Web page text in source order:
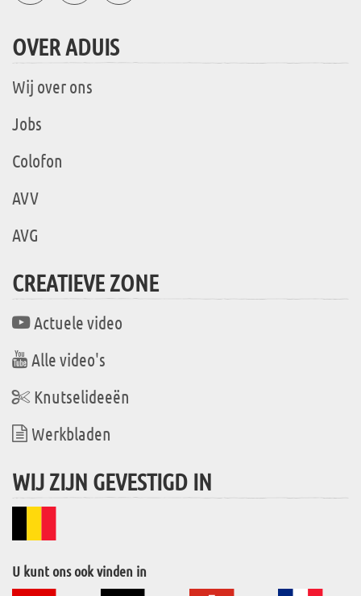
OVER ADUIS
Wij over ons
Jobs
Colofon
AVV
AVG
CREATIEVE ZONE
Actuele video
Alle video's
Knutselideeën
Werkbladen
WIJ ZIJN GEVESTIGD IN
U kunt ons ook vinden in